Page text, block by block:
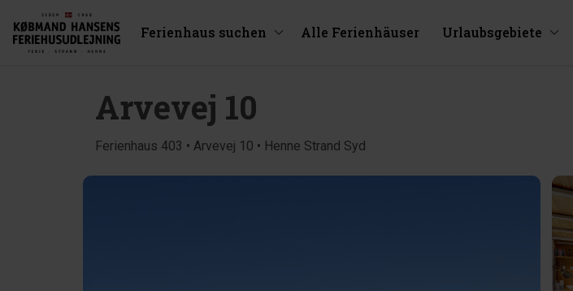
Ferienhaus suchen Alle Ferienhäuser Urlaubsgebiete
Arvevej 10
Ferienhaus 403 • Arvevej 10 • Henne Strand Syd